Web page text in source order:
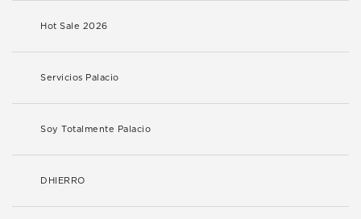
Hot Sale 2026
Servicios Palacio
Soy Totalmente Palacio
DHIERRO